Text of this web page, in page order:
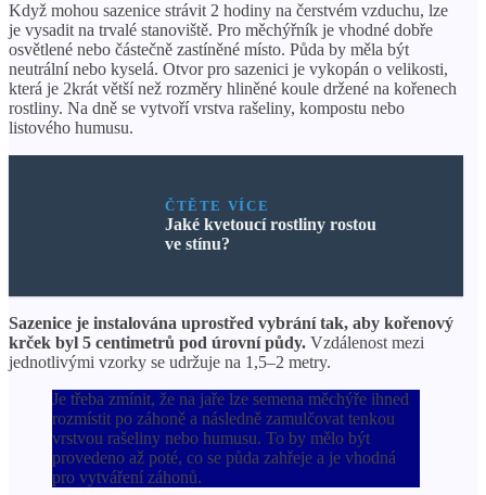
Když mohou sazenice strávit 2 hodiny na čerstvém vzduchu, lze
je vysadit na trvalé stanoviště. Pro měchýřník je vhodné dobře
osvětlené nebo částečně zastíněné místo. Půda by měla být
neutrální nebo kyselá. Otvor pro sazenici je vykopán o velikosti,
která je 2krát větší než rozměry hliněné koule držené na kořenech
rostliny. Na dně se vytvoří vrstva rašeliny, kompostu nebo
listového humusu.
ČTĚTE VÍCE
Jaké kvetoucí rostliny rostou
ve stínu?
Sazenice je instalována uprostřed vybrání tak, aby kořenový
krček byl 5 centimetrů pod úrovní půdy. Vzdálenost mezi
jednotlivými vzorky se udržuje na 1,5–2 metry.
Je třeba zmínit, že na jaře lze semena měchýře ihned
rozmístit po záhoně a následně zamulčovat tenkou
vrstvou rašeliny nebo humusu. To by mělo být
provedeno až poté, co se půda zahřeje a je vhodná
pro vytváření záhonů.